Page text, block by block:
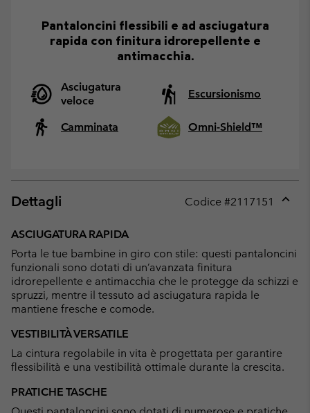
Pantaloncini flessibili e ad asciugatura
rapida con finitura idrorepellente e
antimacchia.
Asciugatura
veloce
Escursionismo
Camminata Omni-Shield™
Dettagli Codice #2117151
ASCIUGATURA RAPIDA
Porta le tue bambine in giro con stile: questi pantaloncini
funzionali sono dotati di un’avanzata finitura
idrorepellente e antimacchia che le protegge da schizzi e
spruzzi, mentre il tessuto ad asciugatura rapida le
mantiene fresche e comode.
VESTIBILITÀ VERSATILE
La cintura regolabile in vita è progettata per garantire
flessibilità e una vestibilità ottimale durante la crescita.
PRATICHE TASCHE